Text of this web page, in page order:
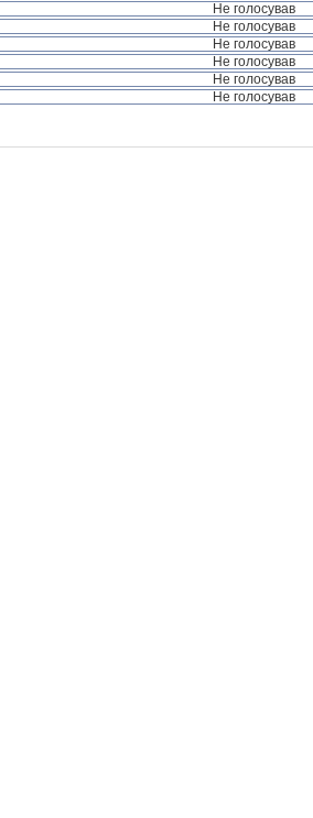
Не голосував
Не голосував
Не голосував
Не голосував
Не голосував
Не голосував